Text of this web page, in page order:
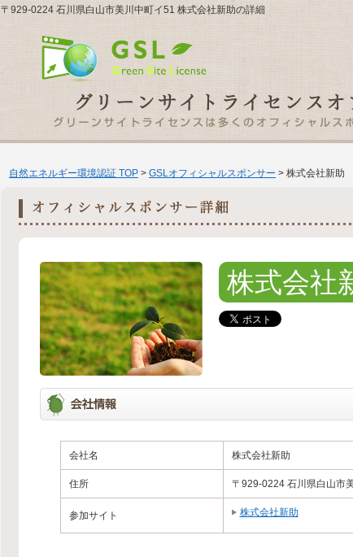
〒929-0224 石川県白山市美川中町イ51 株式会社新助の詳細
自然エネルギー環境認証 TOP > GSLオフィシャルスポンサー > 株式会社新助
株式会社
会社名 株式会社新助
住所 〒929-0224 石川県白山市
参加サイト 株式会社新助